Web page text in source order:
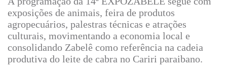
exposições de animais, feira de produtos
agropecuários, palestras técnicas e atrações
culturais, movimentando a economia local e
consolidando Zabelê como referência na cadeia
produtiva do leite de cabra no Cariri paraibano.